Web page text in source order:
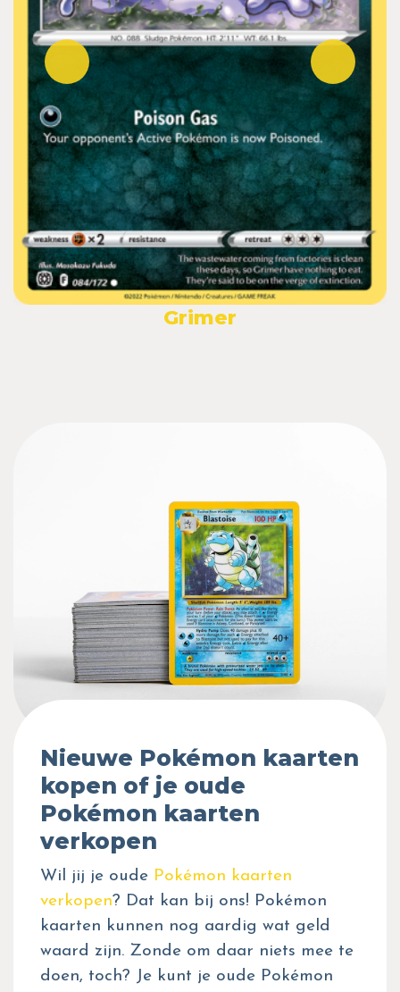
Grimer
Nieuwe Pokémon kaarten
kopen of je oude
Pokémon kaarten
verkopen
Wil jij je oude Pokémon kaarten
verkopen? Dat kan bij ons! Pokémon
kaarten kunnen nog aardig wat geld
waard zijn. Zonde om daar niets mee te
doen, toch? Je kunt je oude Pokémon